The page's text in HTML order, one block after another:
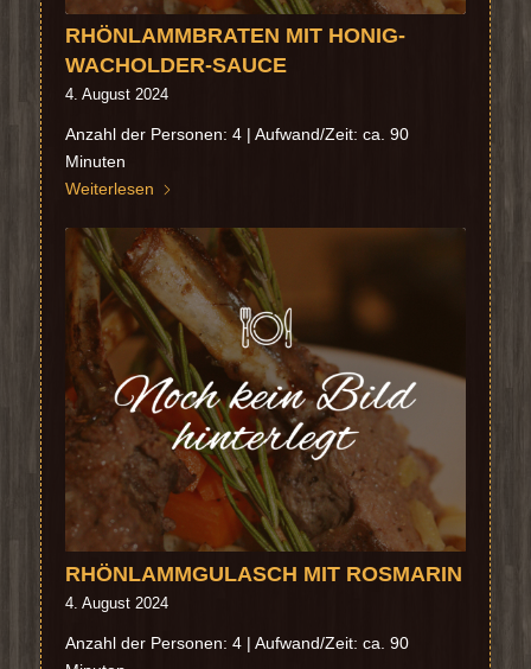
RHÖNLAMMBRATEN MIT HONIG-
WACHOLDER-SAUCE
4. August 2024
Anzahl der Personen: 4 | Aufwand/Zeit: ca. 90
Minuten
Weiterlesen
RHÖNLAMMGULASCH MIT ROSMARIN
4. August 2024
Anzahl der Personen: 4 | Aufwand/Zeit: ca. 90